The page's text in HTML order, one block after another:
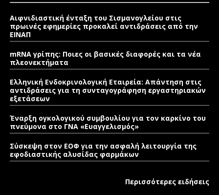
Αιφνιδιαστική ένταξη του Σισμανογλείου στις
πρωινές εφημερίες προκαλεί αντιδράσεις από την
ΕΙΝΑΠ
mRNA γρίπης: Ποιες οι βασικές διαφορές και τα νέα
πλεονεκτήματα
Ελληνική Ενδοκρινολογική Εταιρεία: Απάντηση στις
αντιδράσεις για τη συνταγογράφηση εργαστηριακών
εξετάσεων
Έναρξη ογκολογικού συμβουλίου για τον καρκίνο του
πνεύμονα στο ΓΝΑ «Ευαγγελισμός»
Σύσκεψη στον ΕΟΦ για την ασφαλή λειτουργία της
εφοδιαστικής αλυσίδας φαρμάκων
Περισσότερες ειδήσεις